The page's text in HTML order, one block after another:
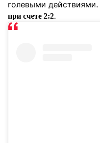
голевыми действиями.
при счете 2:2.